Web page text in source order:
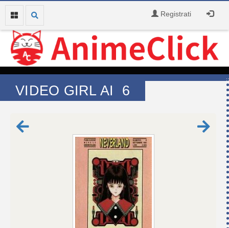
Registrati
VIDEO GIRL AI 6